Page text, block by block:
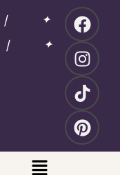
|
✦
|
✦